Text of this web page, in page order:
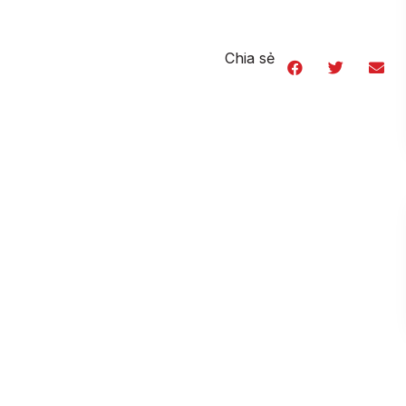
Chia sẻ